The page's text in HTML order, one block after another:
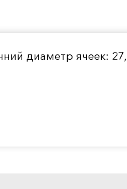
диаметр ячеек: